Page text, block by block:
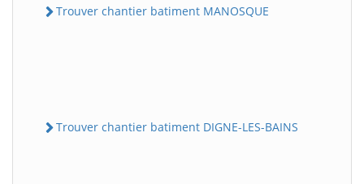
Trouver chantier batiment MANOSQUE
Trouver chantier batiment DIGNE-LES-BAINS